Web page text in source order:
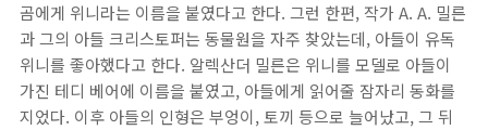
곰에게 위니라는 이름을 붙였다고 한다. 그런 한편, 작가 A. A. 밀른
과 그의 아들 크리스토퍼는 동물원을 자주 찾았는데, 아들이 유독
위니를 좋아했다고 한다. 알렉산더 밀른은 위니를 모델로 아들이
가진 테디 베어에 이름을 붙였고, 아들에게 읽어줄 잠자리 동화를
지었다. 이후 아들의 인형은 부엉이, 토끼 등으로 늘어났고, 그 뒤